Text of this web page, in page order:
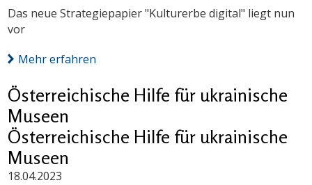
Das neue Strategiepapier "Kulturerbe digital" liegt nun
vor
Mehr erfahren
Österreichische Hilfe für ukrainische
Museen
Österreichische Hilfe für ukrainische
Museen
18.04.2023